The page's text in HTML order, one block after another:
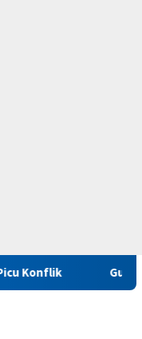
Gubernur